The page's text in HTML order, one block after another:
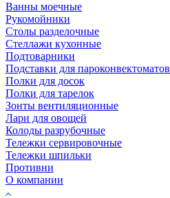
Ванны моечные
Рукомойники
Столы разделочные
Стеллажи кухонные
Подтоварники
Подставки для пароконвектоматов
Полки для досок
Полки для тарелок
Зонты вентиляционные
Лари для овощей
Колоды разрубочные
Тележки сервировочные
Тележки шпильки
Противни
О компании